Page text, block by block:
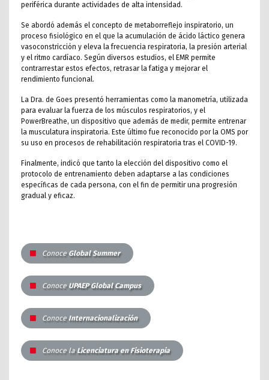
periférica durante actividades de alta intensidad.
Se abordó además el concepto de metaborreflejo inspiratorio, un
proceso fisiológico en el que la acumulación de ácido láctico genera
vasoconstricción y eleva la frecuencia respiratoria, la presión arterial
y el ritmo cardíaco. Según diversos estudios, el EMR permite
contrarrestar estos efectos, retrasar la fatiga y mejorar el
rendimiento funcional.
La Dra. de Goes presentó herramientas como la manometría, utilizada
para evaluar la fuerza de los músculos respiratorios, y el
PowerBreathe, un dispositivo que además de medir, permite entrenar
la musculatura inspiratoria. Este último fue reconocido por la OMS por
su uso en procesos de rehabilitación respiratoria tras el COVID-19.
Finalmente, indicó que tanto la elección del dispositivo como el
protocolo de entrenamiento deben adaptarse a las condiciones
específicas de cada persona, con el fin de permitir una progresión
gradual y eficaz.
ConoceGlobal Summer
ConoceUPAEP Global Campus
ConoceInternacionalización
Conoce la Licenciatura en Fisioterapia